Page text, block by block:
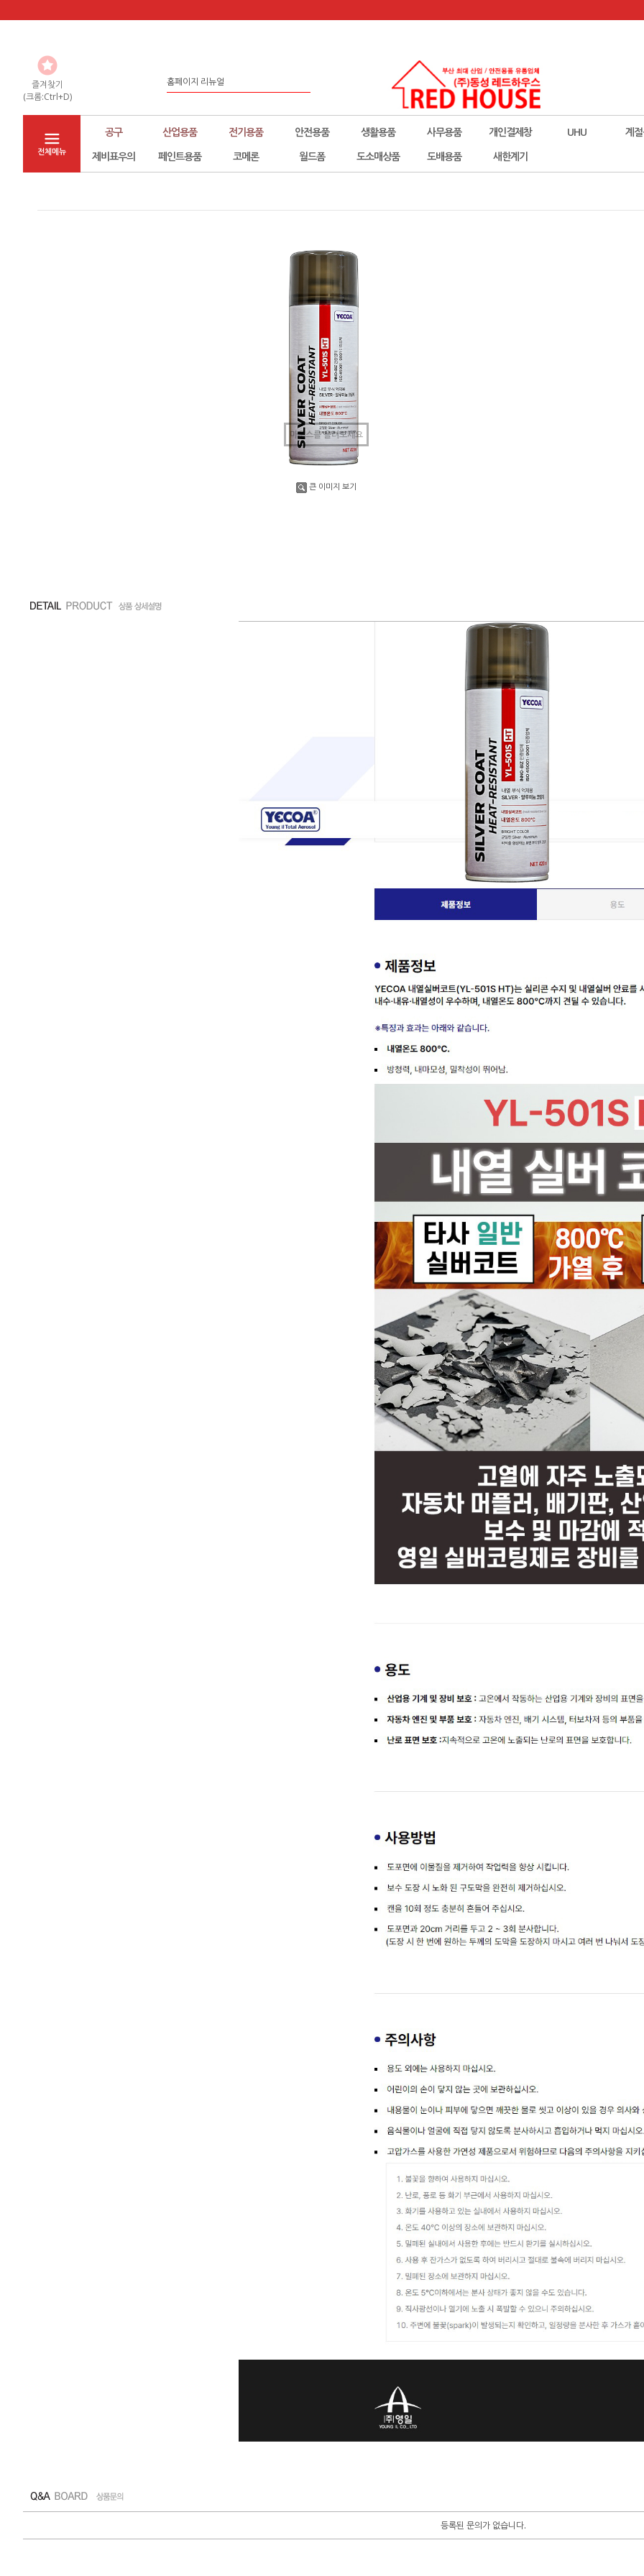
즐겨찾기
(크롬:Ctrl+D)
홈페이지 리뉴얼
전체메뉴
공구 산업용품 전기용품 안전용품 생활용품 사무용품 개인결제창 UHU
계
제비표우의
페인트용품 코메론 월드폼 도소매상품 도배용품 새한계기
마우스를 올려보세요
큰 이미지 보기
등록된 문의가 없습니다.